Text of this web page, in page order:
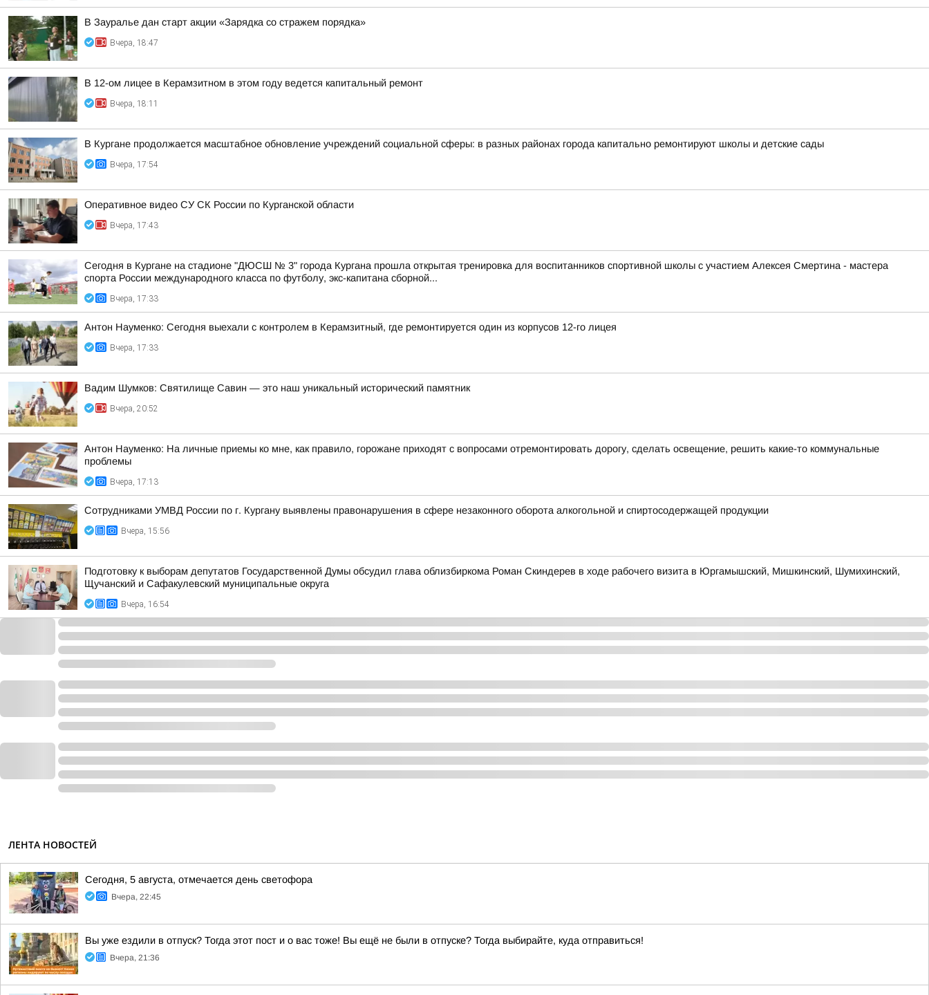
В Зауралье дан старт акции «Зарядка со стражем порядка»
Вчера, 18:47
В 12-ом лицее в Керамзитном в этом году ведется капитальный ремонт
Вчера, 18:11
В Кургане продолжается масштабное обновление учреждений социальной сферы: в разных районах города капитально ремонтируют школы и детские сады
Вчера, 17:54
Оперативное видео СУ СК России по Курганской области
Вчера, 17:43
Сегодня в Кургане на стадионе "ДЮСШ № 3" города Кургана прошла открытая тренировка для воспитанников спортивной школы с участием Алексея Смертина - мастера
спорта России международного класса по футболу, экс-капитана сборной...
Вчера, 17:33
Антон Науменко: Сегодня выехали с контролем в Керамзитный, где ремонтируется один из корпусов 12-го лицея
Вчера, 17:33
Вадим Шумков: Святилище Савин — это наш уникальный исторический памятник
Вчера, 20:52
Антон Науменко: На личные приемы ко мне, как правило, горожане приходят с вопросами отремонтировать дорогу, сделать освещение, решить какие-то коммунальные
проблемы
Вчера, 17:13
Сотрудниками УМВД России по г. Кургану выявлены правонарушения в сфере незаконного оборота алкогольной и спиртосодержащей продукции
Вчера, 15:56
Подготовку к выборам депутатов Государственной Думы обсудил глава облизбиркома Роман Скиндерев в ходе рабочего визита в Юргамышский, Мишкинский, Шумихинский,
Щучанский и Сафакулевский муниципальные округа
Вчера, 16:54
ЛЕНТА НОВОСТЕЙ
Сегодня, 5 августа, отмечается день светофора
Вчера, 22:45
Вы уже ездили в отпуск? Тогда этот пост и о вас тоже! Вы ещё не были в отпуске? Тогда выбирайте, куда отправиться!
Вчера, 21:36